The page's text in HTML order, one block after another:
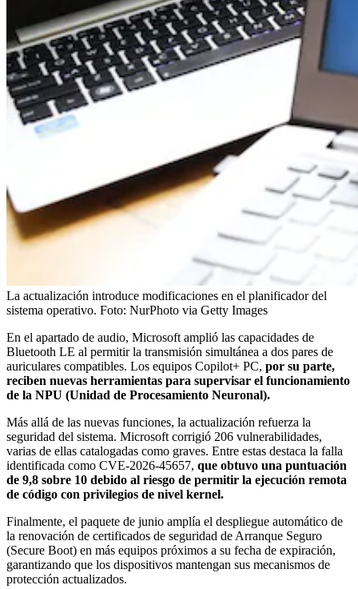
La actualización introduce modificaciones en el planificador del
sistema operativo. Foto: NurPhoto via Getty Images
En el apartado de audio, Microsoft amplió las capacidades de
Bluetooth LE al permitir la transmisión simultánea a dos pares de
auriculares compatibles. Los equipos Copilot+ PC, por su parte,
reciben nuevas herramientas para supervisar el funcionamiento
de la NPU (Unidad de Procesamiento Neuronal).
Más allá de las nuevas funciones, la actualización refuerza la
seguridad del sistema. Microsoft corrigió 206 vulnerabilidades,
varias de ellas catalogadas como graves. Entre estas destaca la falla
identificada como CVE-2026-45657, que obtuvo una puntuación
de 9,8 sobre 10 debido al riesgo de permitir la ejecución remota
de código con privilegios de nivel kernel.
Finalmente, el paquete de junio amplía el despliegue automático de
la renovación de certificados de seguridad de Arranque Seguro
(Secure Boot) en más equipos próximos a su fecha de expiración,
garantizando que los dispositivos mantengan sus mecanismos de
protección actualizados.